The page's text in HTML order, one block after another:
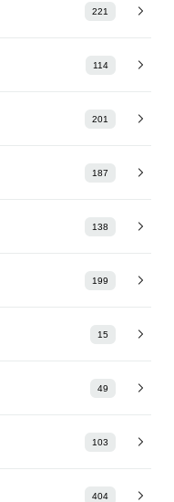
221
114
201
187
138
199
15
49
103
404